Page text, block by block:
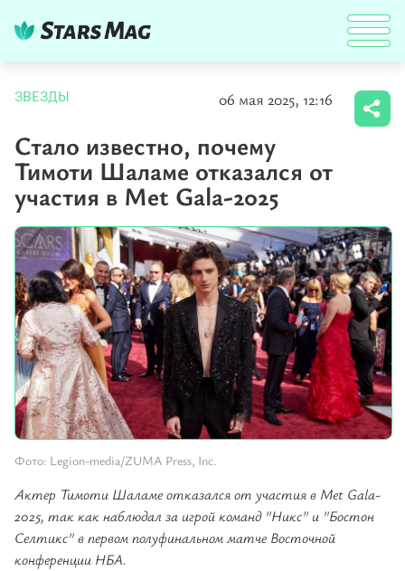
ЗВЕЗДЫ 06 мая 2025, 12:16
Стало известно, почему
Тимоти Шаламе отказался от
участия в Met Gala-2025
Фото: Legion-media/ZUMA Press, Inc.
Актер Тимоти Шаламе отказался от участия в Met Gala-
2025, так как наблюдал за игрой команд "Никс" и "Бостон
Селтикс" в первом полуфинальном матче Восточной
конференции НБА.